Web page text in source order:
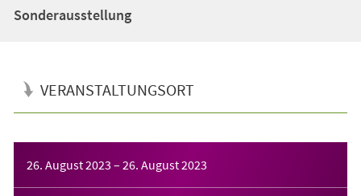
Sonderausstellung
VERANSTALTUNGSORT
26. August 2023 – 26. August 2023